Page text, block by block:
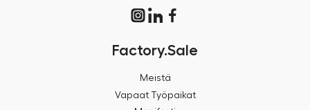
Factory.Sale
Meistä
Vapaat Työpaikat